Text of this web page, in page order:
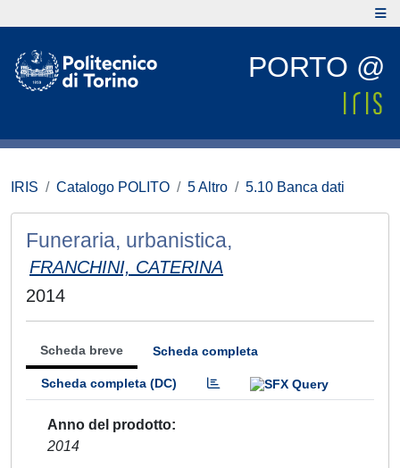
PORTO @
IRIS Catalogo POLITO 5 Altro 5.10 Banca dati
Funeraria, urbanistica,
FRANCHINI, CATERINA
2014
Scheda breve Scheda completa
Scheda completa (DC)
Anno del prodotto
2014